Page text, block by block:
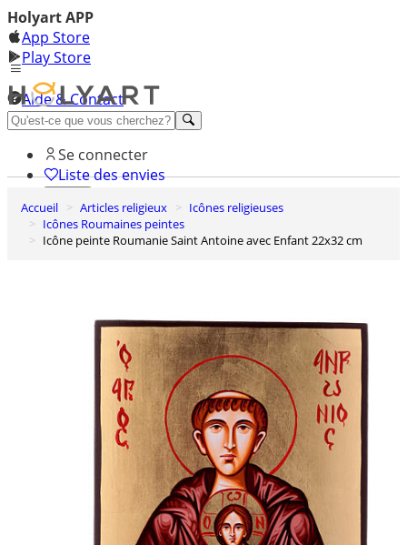
Holyart APP
App Store
Play Store
Aide & Contact
Découvrez Premium
Se connecter
Liste des envies
0
Panier
Accueil Articles religieux
Icônes religieuses
Icônes Roumaines peintes
Icône peinte Roumanie Saint Antoine avec Enfant 22x32 cm